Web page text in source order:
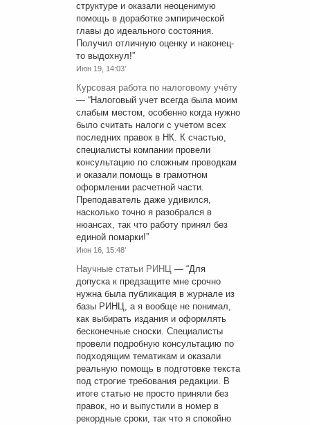
структуре и оказали неоценимую
помощь в доработке эмпирической
главы до идеального состояния.
Получил отличную оценку и наконец-
то выдохнул!”
Июн 19, 14:03’
Курсовая работа по налоговому учёту
— “Налоговый учет всегда была моим
слабым местом, особенно когда нужно
было считать налоги с учетом всех
последних правок в НК. К счастью,
специалисты компании провели
консультацию по сложным проводкам
и оказали помощь в грамотном
оформлении расчетной части.
Преподаватель даже удивился,
насколько точно я разобрался в
нюансах, так что работу принял без
единой помарки!”
Июн 16, 15:48’
Научные статьи РИНЦ — “Для
допуска к предзащите мне срочно
нужна была публикация в журнале из
базы РИНЦ, а я вообще не понимал,
как выбирать издания и оформлять
бесконечные сноски. Специалисты
провели подробную консультацию по
подходящим тематикам и оказали
реальную помощь в подготовке текста
под строгие требования редакции. В
итоге статью не просто приняли без
правок, но и выпустили в номер в
рекордные сроки, так что я спокойно